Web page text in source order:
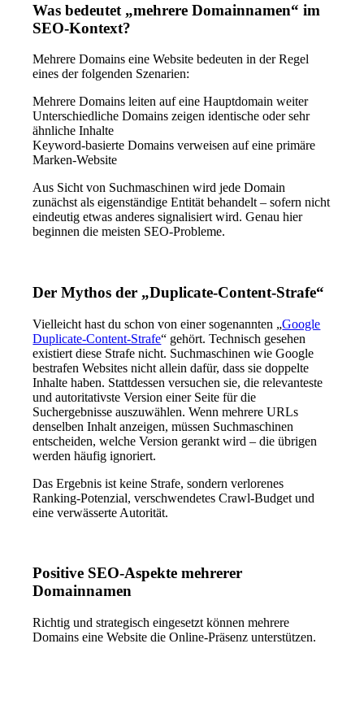
Was bedeutet „mehrere Domainnamen“ im
SEO-Kontext?
Mehrere Domains eine Website bedeuten in der Regel
eines der folgenden Szenarien:
Mehrere Domains leiten auf eine Hauptdomain weiter
Unterschiedliche Domains zeigen identische oder sehr
ähnliche Inhalte
Keyword-basierte Domains verweisen auf eine primäre
Marken-Website
Aus Sicht von Suchmaschinen wird jede Domain
zunächst als eigenständige Entität behandelt – sofern nicht
eindeutig etwas anderes signalisiert wird. Genau hier
beginnen die meisten SEO-Probleme.
Der Mythos der „Duplicate-Content-Strafe“
Vielleicht hast du schon von einer sogenannten „Google
Duplicate-Content-Strafe“ gehört. Technisch gesehen
existiert diese Strafe nicht. Suchmaschinen wie Google
bestrafen Websites nicht allein dafür, dass sie doppelte
Inhalte haben. Stattdessen versuchen sie, die relevanteste
und autoritativste Version einer Seite für die
Suchergebnisse auszuwählen. Wenn mehrere URLs
denselben Inhalt anzeigen, müssen Suchmaschinen
entscheiden, welche Version gerankt wird – die übrigen
werden häufig ignoriert.
Das Ergebnis ist keine Strafe, sondern verlorenes
Ranking-Potenzial, verschwendetes Crawl-Budget und
eine verwässerte Autorität.
Positive SEO-Aspekte mehrerer
Domainnamen
Richtig und strategisch eingesetzt können mehrere
Domains eine Website die Online-Präsenz unterstützen.